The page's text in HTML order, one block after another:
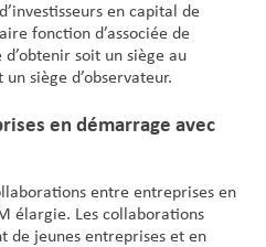
en capital de
fonction d’associée de
soit un siège au
siège d’observateur.
en démarrage avec
entre entreprises en
élargie. Les collaborations
de jeunes entreprises et en